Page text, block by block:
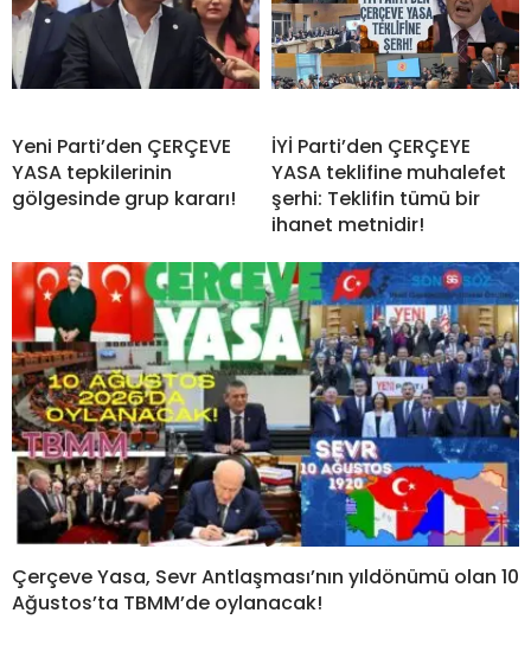
Yeni Parti’den ÇERÇEVE
YASA tepkilerinin
gölgesinde grup kararı!
İYİ Parti’den ÇERÇEYE
YASA teklifine muhalefet
şerhi: Teklifin tümü bir
ihanet metnidir!
Çerçeve Yasa, Sevr Antlaşması’nın yıldönümü olan 10
Ağustos’ta TBMM’de oylanacak!